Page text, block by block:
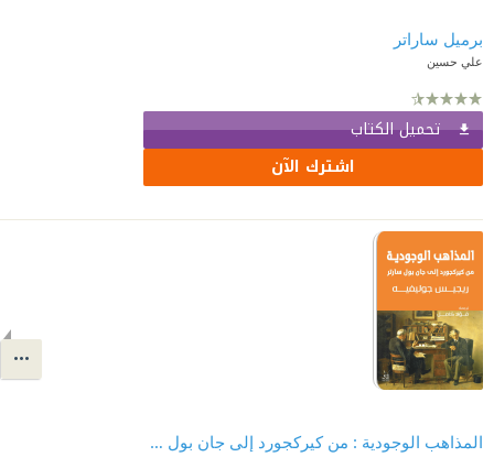
برميل ساراتر
علي حسين
تحميل الكتاب
اشترك الآن
المذاهب الوجودية : من كيركجورد إلى جان بول ساتر